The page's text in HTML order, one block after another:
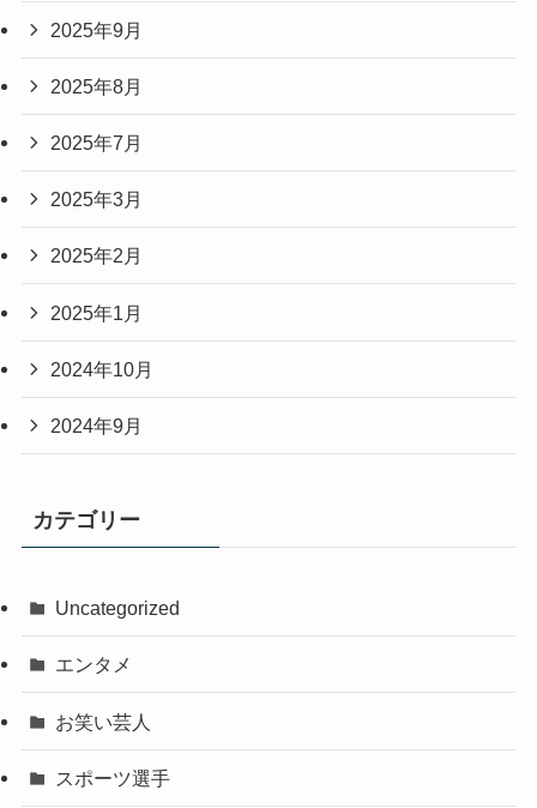
2025年9月
2025年8月
2025年7月
2025年3月
2025年2月
2025年1月
2024年10月
2024年9月
カテゴリー
Uncategorized
エンタメ
お笑い芸人
スポーツ選手